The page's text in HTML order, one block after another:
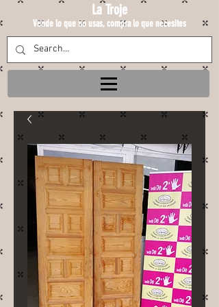
La Troje
Vende lo que no usas, compra lo que necesites